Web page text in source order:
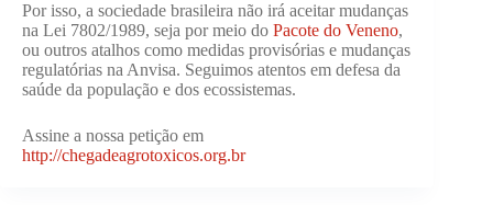
Por isso, a sociedade brasileira não irá aceitar mudanças
na Lei 7802/1989, seja por meio do Pacote do Veneno,
ou outros atalhos como medidas provisórias e mudanças
regulatórias na Anvisa. Seguimos atentos em defesa da
saúde da população e dos ecossistemas.
Assine a nossa petição em
http://chegadeagrotoxicos.org.br